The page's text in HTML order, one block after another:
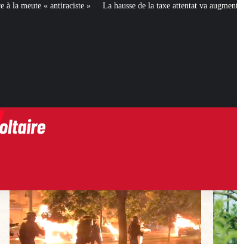
La hausse de la taxe attentat va augmenter votre assurance en 2027